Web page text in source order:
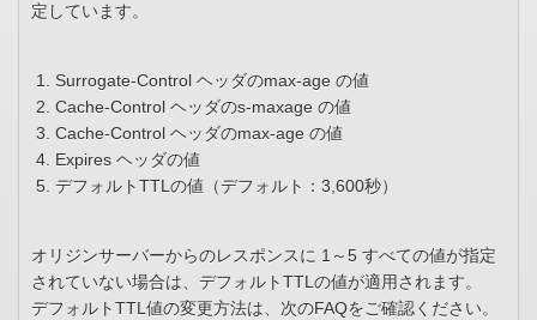
定しています。
Surrogate-Control ヘッダのmax-age の値
Cache-Control ヘッダのs-maxage の値
Cache-Control ヘッダのmax-age の値
Expires ヘッダの値
デフォルトTTLの値（デフォルト：3,600秒）
オリジンサーバーからのレスポンスに 1～5 すべての値が指定
されていない場合は、デフォルトTTLの値が適用されます。
デフォルトTTL値の変更方法は、次のFAQをご確認ください。